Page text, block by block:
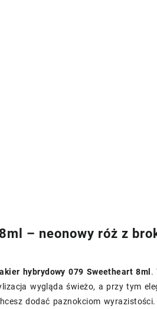
– neonowy róż z
hybrydowy 079 Sweetheart 8ml .
wygląda świeżo, a przy tym
dodać paznokciom wyrazistości.